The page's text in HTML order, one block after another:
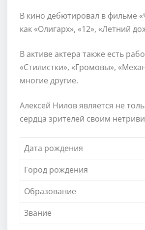
В кино дебютировал в фильме
как «Олигарх», «12», «Летний
В активе актера также есть
«Стилистки», «Громовы»,
многие другие.
Алексей Нилов является не
сердца зрителей своим
Дата рождения
Город рождения
Образование
Звание